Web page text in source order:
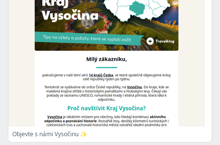
Objevte s námi Vysočinu ✨